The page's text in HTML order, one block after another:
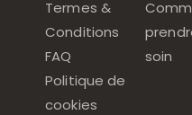
Termes &
Conditions
FAQ
Politique de
cookies
soin